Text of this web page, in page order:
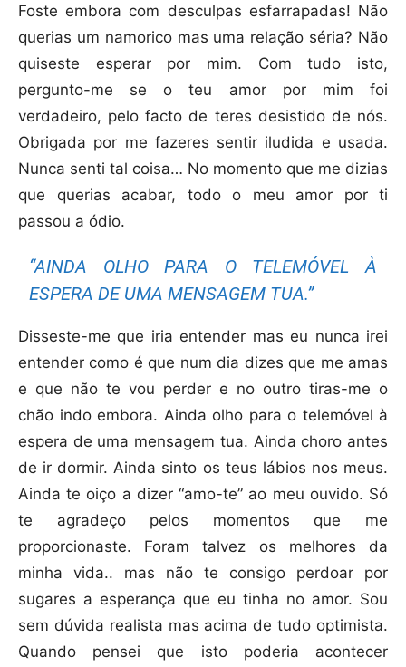
Foste embora com desculpas esfarrapadas! Não
querias um namorico mas uma relação séria? Não
quiseste esperar por mim. Com tudo isto,
pergunto-me se o teu amor por mim foi
verdadeiro, pelo facto de teres desistido de nós.
Obrigada por me fazeres sentir iludida e usada.
Nunca senti tal coisa… No momento que me dizias
que querias acabar, todo o meu amor por ti
passou a ódio.
“AINDA OLHO PARA O TELEMÓVEL À
ESPERA DE UMA MENSAGEM TUA.”
Disseste-me que iria entender mas eu nunca irei
entender como é que num dia dizes que me amas
e que não te vou perder e no outro tiras-me o
chão indo embora. Ainda olho para o telemóvel à
espera de uma mensagem tua. Ainda choro antes
de ir dormir. Ainda sinto os teus lábios nos meus.
Ainda te oiço a dizer “amo-te” ao meu ouvido. Só
te agradeço pelos momentos que me
proporcionaste. Foram talvez os melhores da
minha vida.. mas não te consigo perdoar por
sugares a esperança que eu tinha no amor. Sou
sem dúvida realista mas acima de tudo optimista.
Quando pensei que isto poderia acontecer